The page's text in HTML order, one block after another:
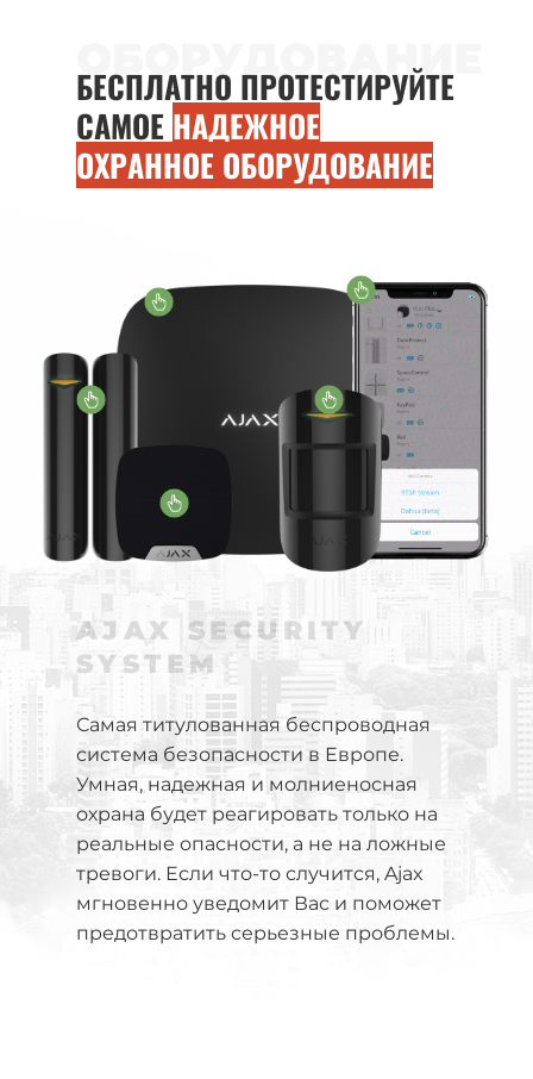
Самая титулованная беспроводная
система безопасности в Европе.
Умная, надежная и молниеносная
охрана будет реагировать только на
реальные опасности, а не на ложные
тревоги. Если что-то случится, Ajax
мгновенно уведомит Вас и поможет
предотвратить серьезные проблемы.
AJAX SECURITY
SYSTEM
ОБОРУДОВАНИЕ
БЕСПЛАТНО ПРОТЕСТИРУЙТЕ
САМОЕ НАДЕЖНОЕ
ОХРАННОЕ ОБОРУДОВАНИЕ